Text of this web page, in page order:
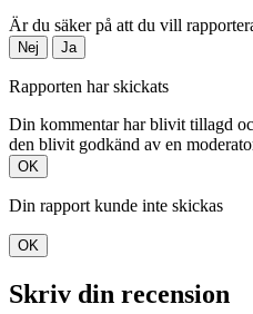
Är du säker på att du vill
Nej Ja
Rapporten har skickats
Din kommentar har blivit tillagd
den blivit godkänd av en
OK
Din rapport kunde inte skickas
OK
Skriv din recension